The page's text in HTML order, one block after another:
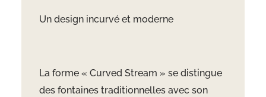
Un design incurvé et moderne
La forme « Curved Stream » se distingue
des fontaines traditionnelles avec son